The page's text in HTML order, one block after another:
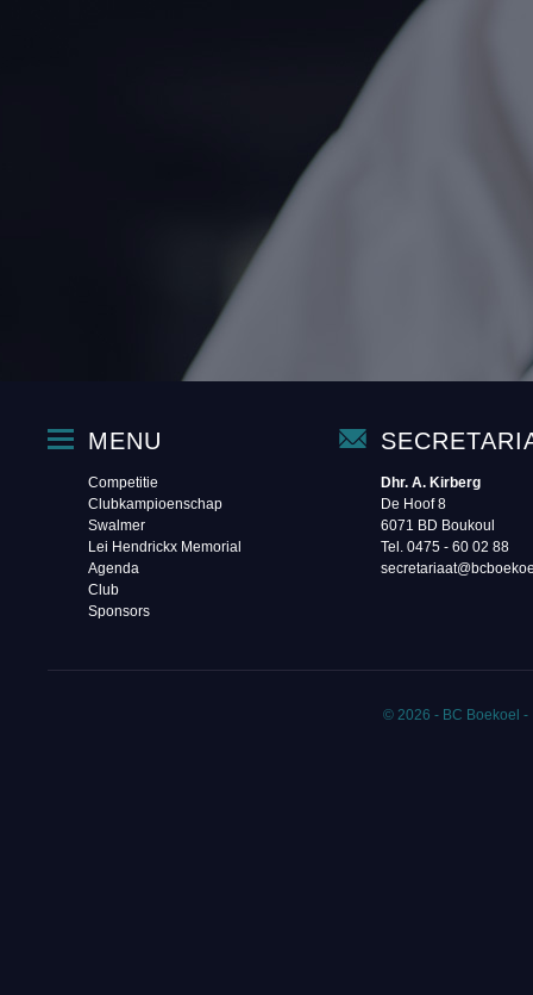
MENU
Competitie
Clubkampioenschap
Swalmer
Lei Hendrickx Memorial
Agenda
Club
Sponsors
Dhr. A. Kirberg
De Hoof 8
6071 BD Boukoul
Tel. 0475 - 60 02 88‬
© 2026 - BC Boekoel